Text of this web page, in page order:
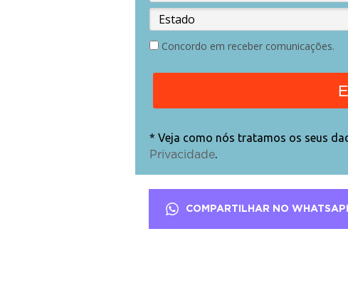
Concordo em receber comunicações.
* Veja como nós tratamos os seus
Privacidade.
COMPARTILHAR NO